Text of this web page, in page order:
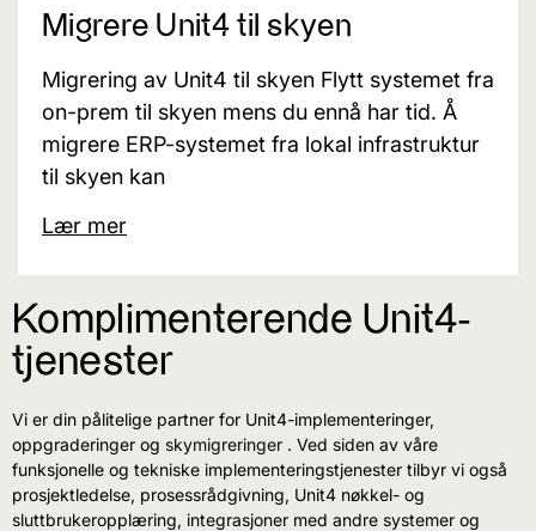
Migrere Unit4 til skyen
Migrering av Unit4 til skyen Flytt systemet fra
on-prem til skyen mens du ennå har tid. Å
migrere ERP-systemet fra lokal infrastruktur
til skyen kan
Lær mer
Komplimenterende Unit4-
tjenester
Vi er din pålitelige partner for Unit4-implementeringer,
oppgraderinger og skymigreringer . Ved siden av våre
funksjonelle og tekniske implementeringstjenester tilbyr vi også
prosjektledelse, prosessrådgivning, Unit4 nøkkel- og
sluttbrukeropplæring, integrasjoner med andre systemer og